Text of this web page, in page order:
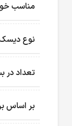
مناسب
نوع
تعداد در
بر اساس